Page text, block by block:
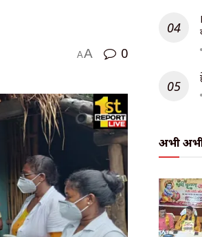
AA 0
अभी